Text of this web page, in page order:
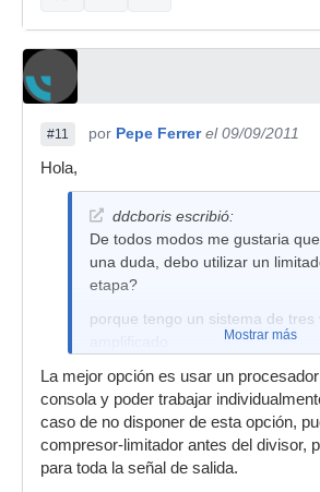
#11 por Pepe Ferrer el 09/09/2011
Hola,
ddcboris escribió:
De todos modos me gustaria
una duda, debo utilizar un
etapa?
porque tengo un sistema de tres
1º Me refiero a que deberia
despues del cross y antes de
Si es asi a decir verdad no
presupuesto necesario para
entonces:
Mostrar más
La mejor opción es usar un
consola y poder trabajar
caso de no disponer de esta opción,
compresor-limitador antes del divisor,
para toda la señal de salida.